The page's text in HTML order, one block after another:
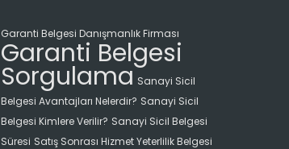
Garanti Belgesi Danışmanlık Firması
Garanti Belgesi
Sorgulama Sanayi Sicil
Belgesi Avantajları Nelerdir? Sanayi Sicil
Belgesi Kimlere Verilir? Sanayi Sicil Belgesi
Süresi Satış Sonrası Hizmet Yeterlilik Belgesi